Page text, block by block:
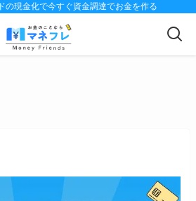
の現金化で今すぐ資金調達でお金を作る